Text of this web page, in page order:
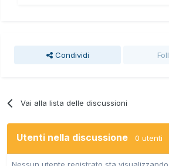
Condividi
Vai alla lista delle discussioni
Utenti nella discussione 0 utenti